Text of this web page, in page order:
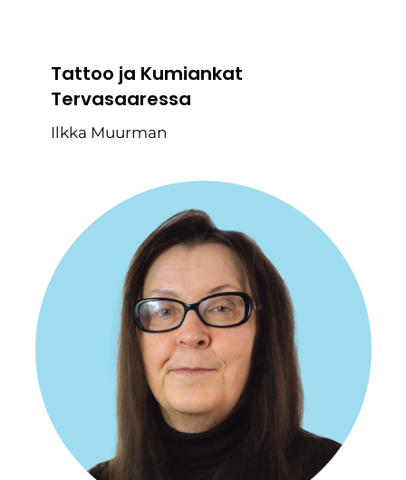
Tattoo ja Kumiankat
Tervasaaressa
Ilkka Muurman